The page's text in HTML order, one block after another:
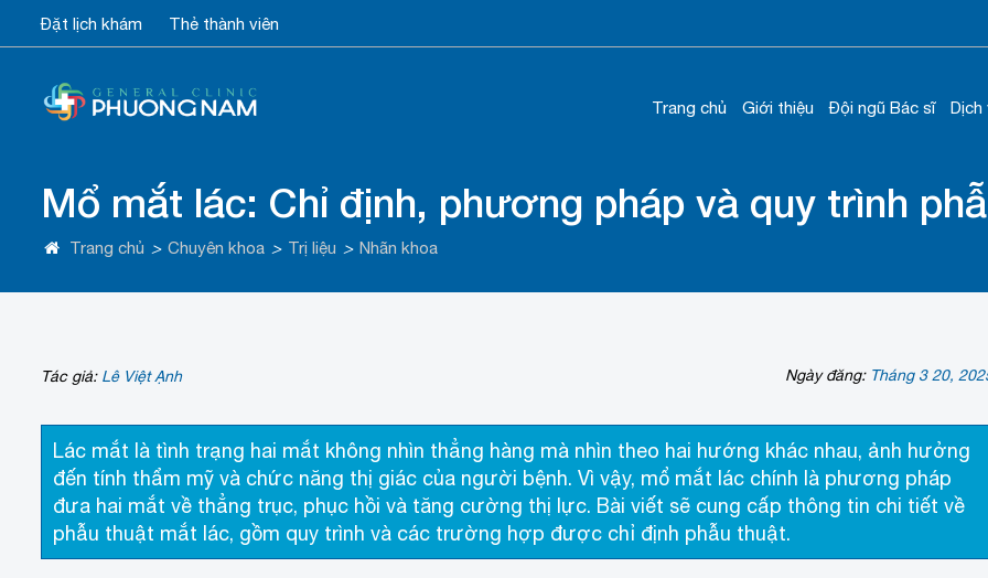
Đặt lịch khám Thẻ thành viên
Trang chủ Giới thiệu Đội ngũ Bác sĩ Dịch
Mổ mắt lác: Chỉ định, phương pháp và quy trình
Trang chủ > Chuyên khoa > Trị liệu > Nhãn khoa
Tác giả: Lê Việt Ạnh Ngày đăng: Tháng 3 20,
Lác mắt là tình trạng hai mắt không nhìn thẳng hàng mà nhìn theo hai hướng khác nhau, ảnh hưởng
đến tính thẩm mỹ và chức năng thị giác của người bệnh. Vì vậy, mổ mắt lác chính là phương pháp
đưa hai mắt về thẳng trục, phục hồi và tăng cường thị lực. Bài viết sẽ cung cấp thông tin chi tiết về
phẫu thuật mắt lác, gồm quy trình và các trường hợp được chỉ định phẫu thuật.